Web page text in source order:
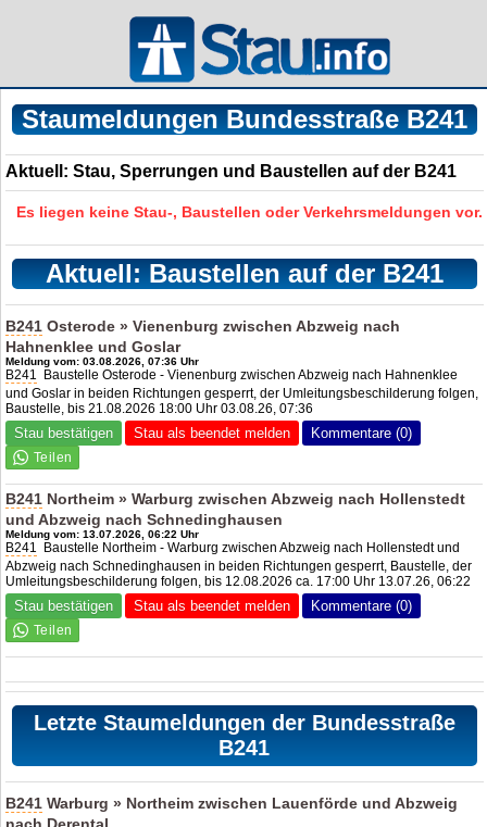
Staumeldungen Bundesstraße B241
Aktuell: Stau, Sperrungen und Baustellen auf der B241
Es liegen keine Stau-, Baustellen oder Verkehrsmeldungen vor.
Aktuell: Baustellen auf der B241
B241 Osterode » Vienenburg zwischen Abzweig nach
Hahnenklee und Goslar
Meldung vom: 03.08.2026, 07:36 Uhr
B241
Baustelle Osterode - Vienenburg zwischen Abzweig nach Hahnenklee
und Goslar in beiden Richtungen gesperrt, der Umleitungsbeschilderung folgen,
Baustelle, bis 21.08.2026 18:00 Uhr 03.08.26, 07:36
Stau bestätigen Stau als beendet melden Kommentare (0)
B241 Northeim » Warburg zwischen Abzweig nach Hollenstedt
und Abzweig nach Schnedinghausen
Meldung vom: 13.07.2026, 06:22 Uhr
B241
Baustelle Northeim - Warburg zwischen Abzweig nach Hollenstedt und
Abzweig nach Schnedinghausen in beiden Richtungen gesperrt, Baustelle, der
Umleitungsbeschilderung folgen, bis 12.08.2026 ca. 17:00 Uhr 13.07.26, 06:22
Stau bestätigen Stau als beendet melden Kommentare (0)
Letzte Staumeldungen der Bundesstraße
B241
B241 Warburg » Northeim zwischen Lauenförde und Abzweig